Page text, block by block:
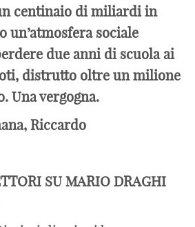
centinaio di miliardi in
un’atmosfera sociale
due anni di scuola ai
distrutto oltre un milione
Una vergogna.
Riccardo
SU MARIO DRAGHI